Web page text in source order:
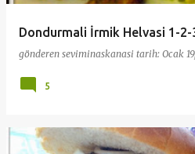
Dondurmali İrmik Helvasi 1-
gönderen seviminaskanasi tarih: Ocak
5